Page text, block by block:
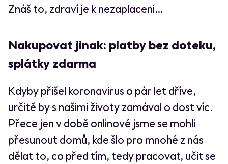
Znáš to, zdraví je k nezaplacení…
Nakupovat jinak: platby bez doteku,
splátky zdarma
Kdyby přišel koronavirus o pár let dříve,
určitě by s našimi životy zamával o dost víc.
Přece jen v době onlinové jsme se mohli
přesunout domů, kde šlo pro mnohé z nás
dělat to, co před tím, tedy pracovat, učit se